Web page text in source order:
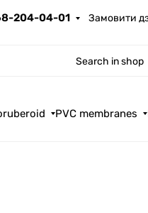
204-04-01 Замовити
Search in shop
PVC membranes